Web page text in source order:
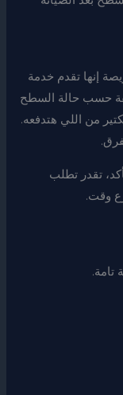
إنها تقدم خدمة
حسب حالة السطح
من اللي هتدفعه.
تقدر تطلب
وقت.